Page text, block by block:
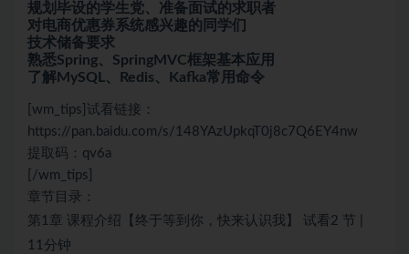
规划毕设的学生党、准备面试的求职者
对电商优惠券系统感兴趣的同学们
技术储备要求
熟悉Spring、SpringMVC框架基本应用
了解MySQL、Redis、Kafka常用命令
[wm_tips]试看链接：
https://pan.baidu.com/s/148YAzUpkqT0j8c7Q6EY4nw
提取码：qv6a
[/wm_tips]
章节目录：
第1章 课程介绍【终于等到你，快来认识我】 试看2 节 |
11分钟